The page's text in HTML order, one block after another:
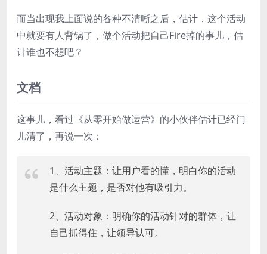
而当出现我上面说的各种不清晰之后，估计，这个活动
中就要有人背锅了，做个活动把自己Fire掉的事儿，估
计谁也不想吧？
文档
这事儿，看过《从零开始做运营》的小伙伴估计已经门
儿清了，再说一次：
1、活动主题：让用户看的懂，明白你的活动
是什么主题，是否对他有吸引力。
2、活动对象：明确你的活动针对的群体，让
自己抓得住，让领导认可。